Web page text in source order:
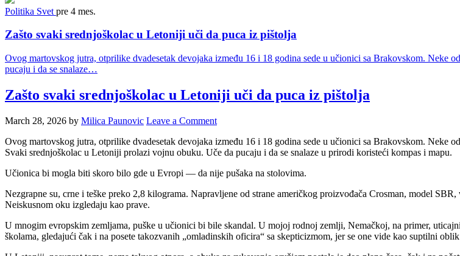
Politika Svet pre 4 mes.
Zašto svaki srednjoškolac u Letoniji uči da puca iz pištolja
Ovog martovskog jutra, otprilike dvadesetak devojaka između 16 i 18 godina sede u učionici sa Brakovskom.
pucaju i da se snalaze…
Zašto svaki srednjoškolac u Letoniji uči da puca iz pištolja
March 28, 2026 by Milica Paunovic Leave a Comment
Ovog martovskog jutra, otprilike dvadesetak devojaka između 16 i 18 godina sede u učionici sa Brakovskom. Neke
Svaki srednjoškolac u Letoniji prolazi vojnu obuku. Uče da pucaju i da se snalaze u prirodi koristeći kompas i mapu.
Učionica bi mogla biti skoro bilo gde u Evropi — da nije pušaka na stolovima.
Nezgrapne su, crne i teške preko 2,8 kilograma. Napravljene od strane američkog proizvođača Crosman, model
Neiskusnom oku izgledaju kao prave.
U mnogim evropskim zemljama, puške u učionici bi bile skandal. U mojoj rodnoj zemlji, Nemačkoj, na primer,
školama, gledajući čak i na posete takozvanih „omladinskih oficira“ sa skepticizmom, jer se one vide kao suptilni